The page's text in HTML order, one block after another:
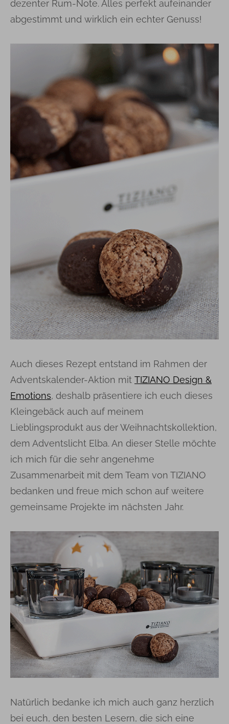
dezenter Rum-Note. Alles perfekt aufeinander
abgestimmt und wirklich ein echter Genuss!
Auch dieses Rezept entstand im Rahmen der
Adventskalender-Aktion mit TIZIANO Design &
Emotions, deshalb präsentiere ich euch dieses
Kleingebäck auch auf meinem
Lieblingsprodukt aus der Weihnachtskollektion,
dem Adventslicht Elba. An dieser Stelle möchte
ich mich für die sehr angenehme
Zusammenarbeit mit dem Team von TIZIANO
bedanken und freue mich schon auf weitere
gemeinsame Projekte im nächsten Jahr.
Natürlich bedanke ich mich auch ganz herzlich
bei euch, den besten Lesern, die sich eine